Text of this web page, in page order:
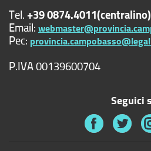
Tel.+39 0874.4011(centralino)
Email:
Pec:
P.IVA 00139600704
Seguici